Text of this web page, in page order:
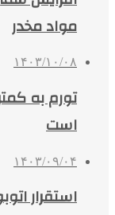
مواد مخدر
۱۴۰۳/۱۰/۰۸
است
۱۴۰۳/۰۹/۰۴
استقرار